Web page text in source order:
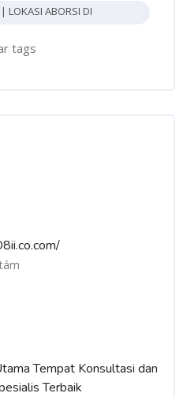
ABORSI DI
tags
Tempat Konsultasi dan
Terbaik